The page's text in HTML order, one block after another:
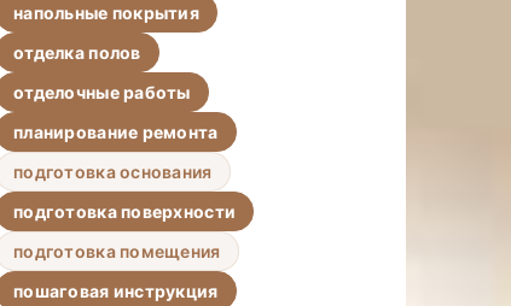
напольные покрытия
отделка полов
отделочные работы
планирование ремонта
подготовка основания
подготовка поверхности
подготовка помещения
пошаговая инструкция